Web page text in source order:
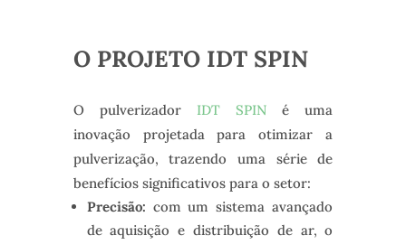
O PROJETO IDT SPIN
O pulverizador IDT SPIN é uma
inovação projetada para otimizar a
pulverização, trazendo uma série de
benefícios significativos para o setor:
Precisão: com um sistema avançado
de aquisição e distribuição de ar, o